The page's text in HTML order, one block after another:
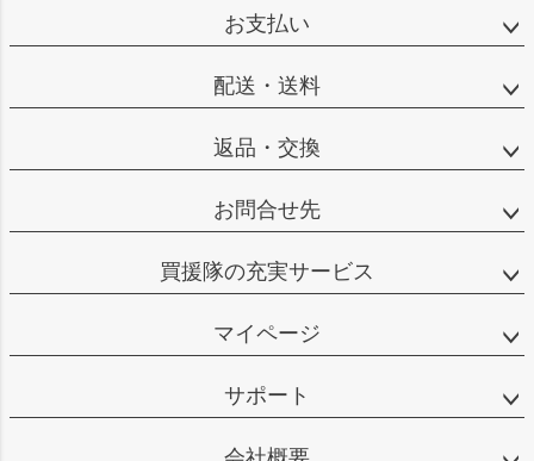
お支払い
配送・送料
返品・交換
お問合せ先
買援隊の充実サービス
マイページ
サポート